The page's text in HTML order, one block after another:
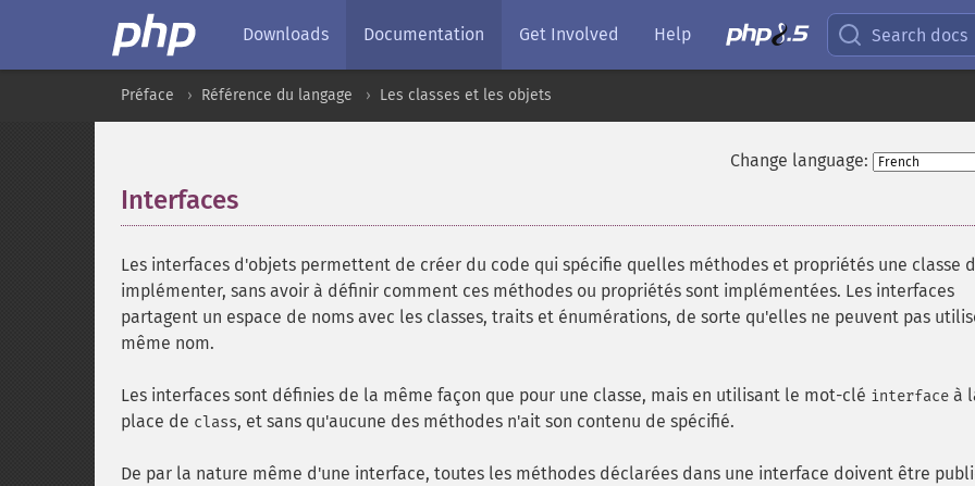
Downloads Documentation Get Involved Help Search docs
Préface Référence du langage Les classes et les objets
Change language:
Interfaces
Les interfaces d'objets permettent de créer du code qui spécifie quelles méthodes et propriétés une classe
implémenter, sans avoir à définir comment ces méthodes ou propriétés sont implémentées. Les interfaces
partagent un espace de noms avec les classes, traits et énumérations, de sorte qu'elles ne peuvent pas
même nom.
Les interfaces sont définies de la même façon que pour une classe, mais en utilisant le mot-clé interface à
place de class, et sans qu'aucune des méthodes n'ait son contenu de spécifié.
De par la nature même d'une interface, toutes les méthodes déclarées dans une interface doivent être